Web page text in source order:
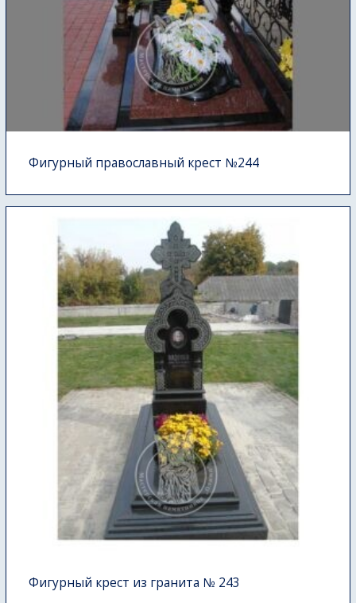
Фигурный православный крест №244
Фигурный крест из гранита № 243